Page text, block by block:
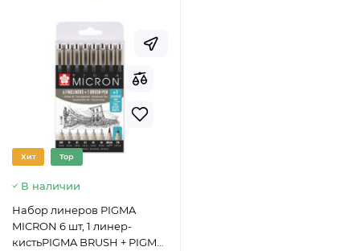
Хит Top
В наличии
Набор линеров PIGMA
MICRON 6 шт, 1 линер-
кистьPIGMA BRUSH + PIGMA